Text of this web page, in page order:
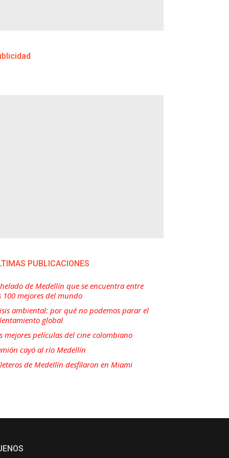
PUBLICACIONES
de Medellín que se encuentra entre
100 mejores del mundo
ambiental: por qué no podemos parar el
global
mejores películas del cine colombiano
cayó al río Medellín
de Medellín desfilaron en Miami